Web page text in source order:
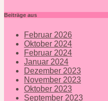
Beiträge aus
Februar 2026
Oktober 2024
Februar 2024
Januar 2024
Dezember 2023
November 2023
Oktober 2023
September 2023